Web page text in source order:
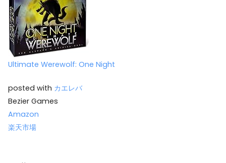
Ultimate Werewolf: One Night
posted with カエレバ
Bezier Games
Amazon
楽天市場